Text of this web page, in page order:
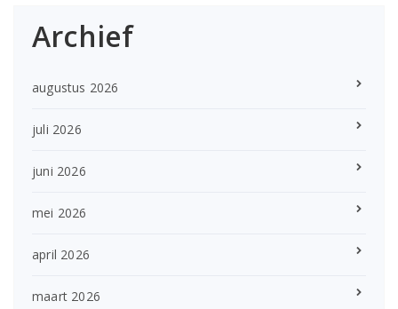
Archief
augustus 2026
juli 2026
juni 2026
mei 2026
april 2026
maart 2026